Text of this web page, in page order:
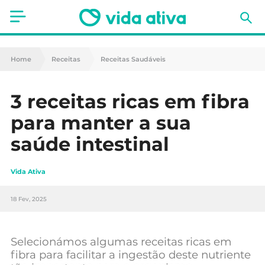
Saúde
Nutrição
Receitas
Fitness
Mães e Bebés
Home Receitas Receitas Saudáveis
3 receitas ricas em fibra
para manter a sua
saúde intestinal
Vida Ativa
18 Fev, 2025
Selecionámos algumas receitas ricas em
fibra para facilitar a ingestão deste nutriente